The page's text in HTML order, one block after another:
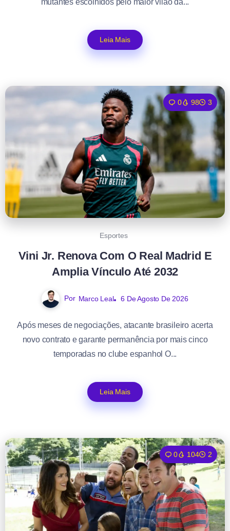
Leia Mais
0 98 3
Esportes
Vini Jr. Renova Com O Real Madrid E
Amplia Vínculo Até 2032
Por Marco Leal 6 De Agosto De 2026
Após meses de negociações, atacante brasileiro acerta
novo contrato e garante permanência por mais cinco
temporadas no clube espanhol O...
Leia Mais
0 104 2